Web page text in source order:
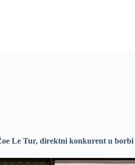
Le Tur, direktni konkurent u